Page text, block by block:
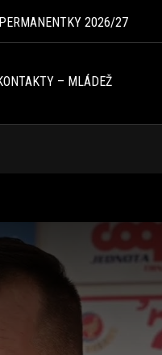
PERMANENTKY 2026/27
– MLÁDEŽ